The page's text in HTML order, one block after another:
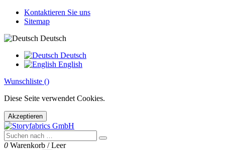
Kontaktieren Sie uns
Sitemap
Deutsch
Deutsch
English
Wunschliste ()
Diese Seite verwendet Cookies.
Akzeptieren
0 Warenkorb /Leer